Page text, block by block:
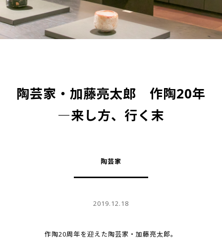
陶芸家・加藤亮太郎 作陶20年
―来し方、行く末
陶芸家
2019.12.18
作陶20周年を迎えた陶芸家・加藤亮太郎。